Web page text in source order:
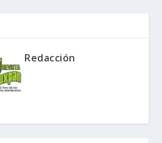
Redacción